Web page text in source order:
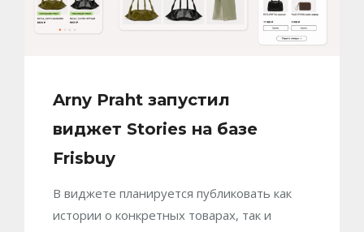
Arny Praht запустил
виджет Stories на базе
Frisbuy
В виджете планируется публиковать как
истории о конкретных товарах, так и